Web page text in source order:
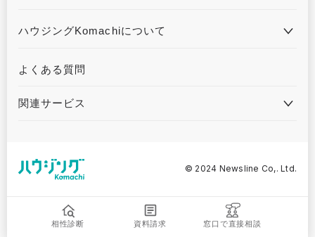
住宅会社とAIマッチング
住宅実例を見る
土地情報を探す
ハウジングKomachiについて
ハウジングKomachiとは
よくある質問
関連サービス
&Komachi
おとなKomachi
©︎ 2024 Newsline Co,. Ltd.
相性診断 資料請求 窓口で直接相談